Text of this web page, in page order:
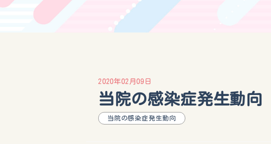
2020年02月09日
当院の感染症発生動向
当院の感染症発生動向